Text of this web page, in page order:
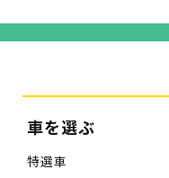
車を選ぶ
特選車